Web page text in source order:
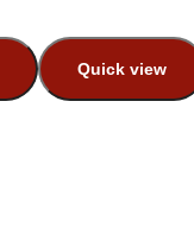
Quick view